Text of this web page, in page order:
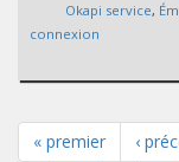
Okapi service,
connexion
« premier ‹